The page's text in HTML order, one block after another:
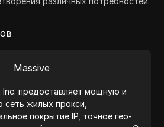
Massive
Inc. предоставляет мощную и
жилых прокси,
покрытие IP, точное гео-